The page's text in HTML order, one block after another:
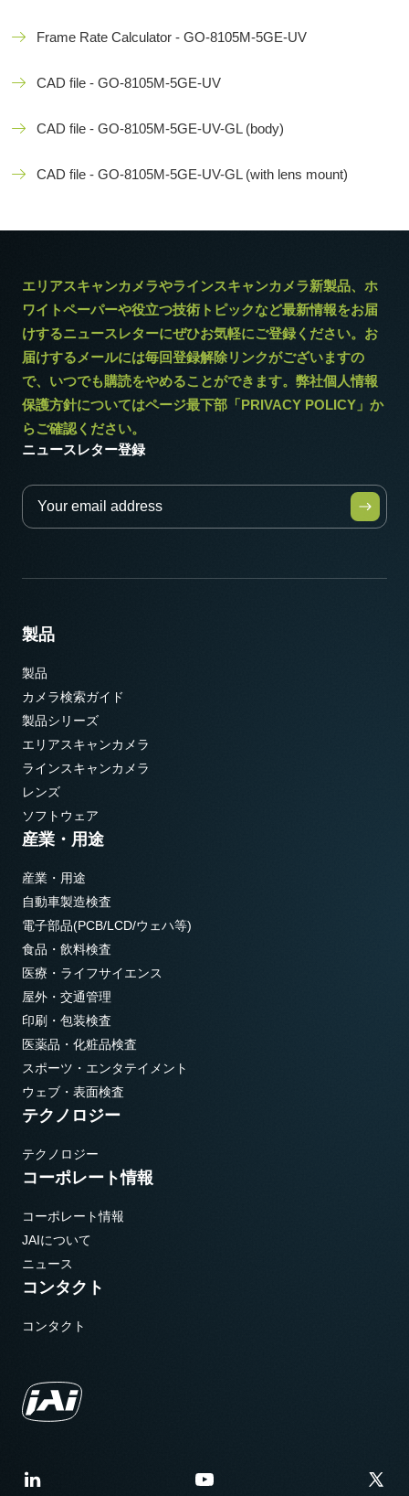
Frame Rate Calculator - GO-8105M-5GE-UV
CAD file - GO-8105M-5GE-UV
CAD file - GO-8105M-5GE-UV-GL (body)
CAD file - GO-8105M-5GE-UV-GL (with lens mount)
エリアスキャンカメラやラインスキャンカメラ新製品、ホ
ワイトペーパーや役立つ技術トピックなど最新情報をお届
けするニュースレターにぜひお気軽にご登録ください。お
届けするメールには毎回登録解除リンクがございますの
で、いつでも購読をやめることができます。弊社個人情報
保護方針についてはページ最下部「PRIVACY POLICY」か
らご確認ください。
ニュースレター登録
製品
製品
カメラ検索ガイド
製品シリーズ
エリアスキャンカメラ
ラインスキャンカメラ
レンズ
ソフトウェア
産業・用途
産業・用途
自動車製造検査
電子部品(PCB/LCD/ウェハ等)
食品・飲料検査
医療・ライフサイエンス
屋外・交通管理
印刷・包装検査
医薬品・化粧品検査
スポーツ・エンタテイメント
ウェブ・表面検査
テクノロジー
テクノロジー
コーポレート情報
コーポレート情報
JAIについて
ニュース
コンタクト
コンタクト